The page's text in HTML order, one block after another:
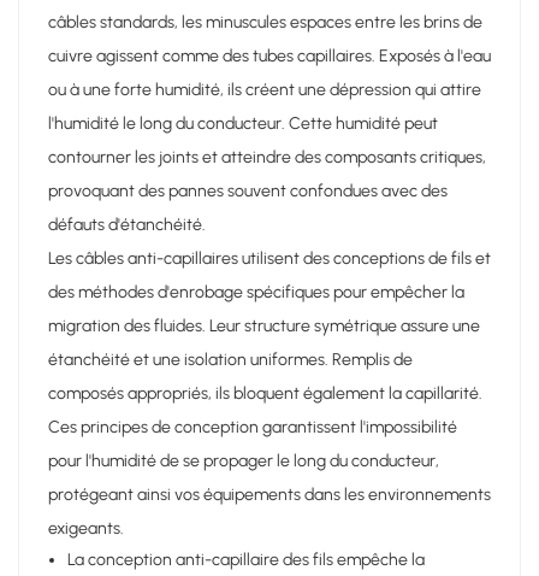
câbles standards, les minuscules espaces entre les brins de
cuivre agissent comme des tubes capillaires. Exposés à l'eau
ou à une forte humidité, ils créent une dépression qui attire
l'humidité le long du conducteur. Cette humidité peut
contourner les joints et atteindre des composants critiques,
provoquant des pannes souvent confondues avec des
défauts d'étanchéité.
Les câbles anti-capillaires utilisent des conceptions de fils et
des méthodes d'enrobage spécifiques pour empêcher la
migration des fluides. Leur structure symétrique assure une
étanchéité et une isolation uniformes. Remplis de
composés appropriés, ils bloquent également la capillarité.
Ces principes de conception garantissent l'impossibilité
pour l'humidité de se propager le long du conducteur,
protégeant ainsi vos équipements dans les environnements
exigeants.
La conception anti-capillaire des fils empêche la